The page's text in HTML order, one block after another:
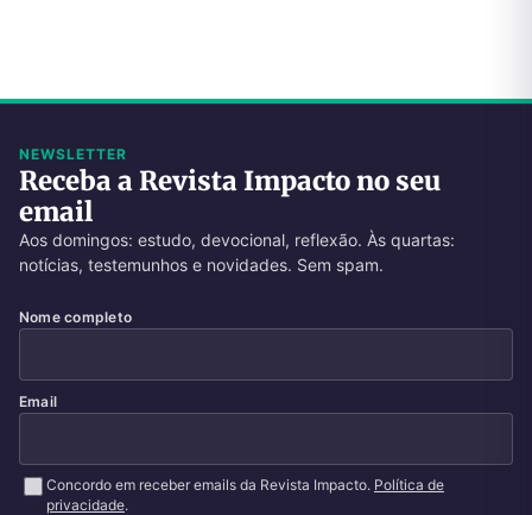
NEWSLETTER
Receba a Revista Impacto no seu
email
Aos domingos: estudo, devocional, reflexão. Às quartas:
notícias, testemunhos e novidades. Sem spam.
Nome completo
Email
Concordo em receber emails da Revista Impacto. Política de
privacidade.